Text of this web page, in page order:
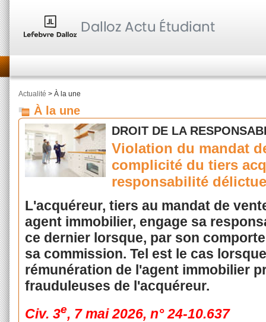
Actualité > À la une
À la une
DROIT DE LA
Violation du mandat
complicité du tiers
responsabilité
L'acquéreur, tiers au mandat de
agent immobilier, engage sa
ce dernier lorsque, par son
sa commission. Tel est le cas
rémunération de l'agent immobilier
frauduleuses de l'acquéreur.
Civ. 3e, 7 mai 2026, n° 24-10.637